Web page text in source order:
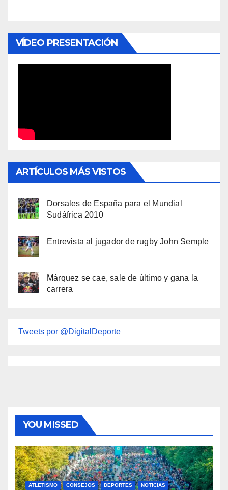
VÍDEO PRESENTACIÓN
ARTÍCULOS MÁS VISTOS
Dorsales de España para el Mundial
Sudáfrica 2010
Entrevista al jugador de rugby John Semple
Márquez se cae, sale de último y gana la
carrera
Tweets por @DigitalDeporte
YOU MISSED
ATLETISMO CONSEJOS DEPORTES NOTICIAS